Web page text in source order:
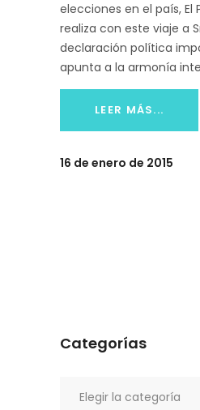
elecciones en el país, El
realiza con este viaje a
declaración política
apunta a la armonía
LEER MÁS...
16 de enero de 2015
Categorías